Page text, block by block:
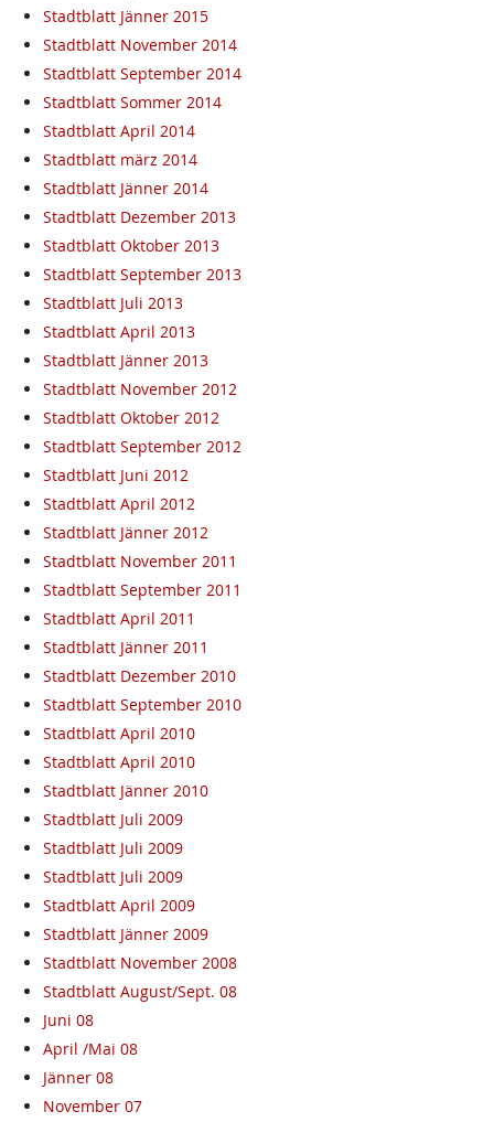
Stadtblatt Jänner 2015
Stadtblatt November 2014
Stadtblatt September 2014
Stadtblatt Sommer 2014
Stadtblatt April 2014
Stadtblatt märz 2014
Stadtblatt Jänner 2014
Stadtblatt Dezember 2013
Stadtblatt Oktober 2013
Stadtblatt September 2013
Stadtblatt Juli 2013
Stadtblatt April 2013
Stadtblatt Jänner 2013
Stadtblatt November 2012
Stadtblatt Oktober 2012
Stadtblatt September 2012
Stadtblatt Juni 2012
Stadtblatt April 2012
Stadtblatt Jänner 2012
Stadtblatt November 2011
Stadtblatt September 2011
Stadtblatt April 2011
Stadtblatt Jänner 2011
Stadtblatt Dezember 2010
Stadtblatt September 2010
Stadtblatt April 2010
Stadtblatt April 2010
Stadtblatt Jänner 2010
Stadtblatt Juli 2009
Stadtblatt Juli 2009
Stadtblatt Juli 2009
Stadtblatt April 2009
Stadtblatt Jänner 2009
Stadtblatt November 2008
Stadtblatt August/Sept. 08
Juni 08
April /Mai 08
Jänner 08
November 07